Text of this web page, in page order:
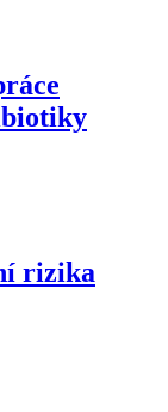
rizika